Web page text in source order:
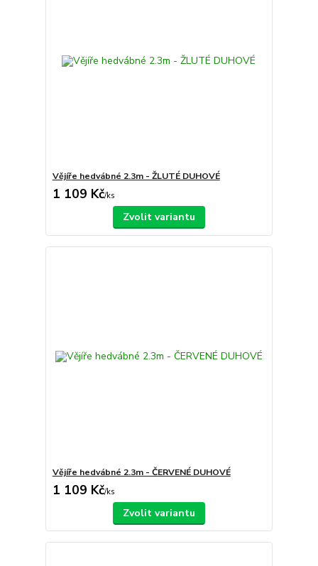
Vějíře hedvábné 2.3m - ŽLUTÉ DUHOVÉ
1 109 Kč/ks
Zvolit variantu
Vějíře hedvábné 2.3m - ČERVENÉ DUHOVÉ
1 109 Kč/ks
Zvolit variantu